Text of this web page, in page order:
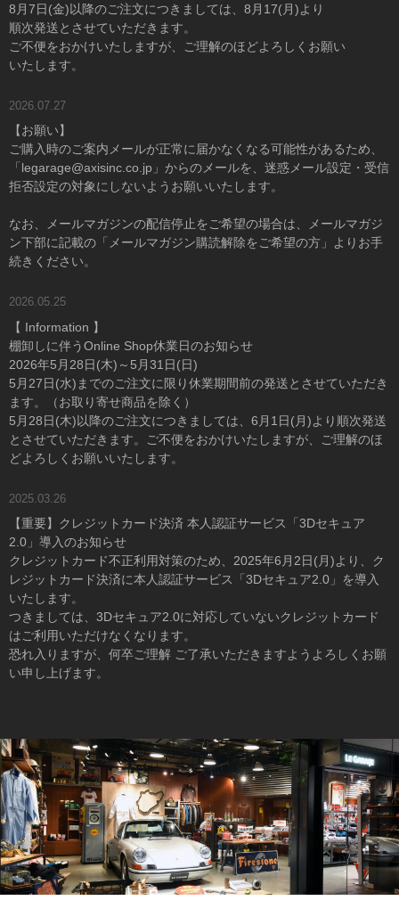
8月7日(金)以降のご注文につきましては、8月17(月)より
順次発送とさせていただきます。
ご不便をおかけいたしますが、ご理解のほどよろしくお願い
いたします。
2026.07.27
【お願い】
ご購入時のご案内メールが正常に届かなくなる可能性があるため、
「legarage@axisinc.co.jp」からのメールを、迷惑メール設定・受信
拒否設定の対象にしないようお願いいたします。
なお、メールマガジンの配信停止をご希望の場合は、メールマガジ
ン下部に記載の「メールマガジン購読解除をご希望の方」よりお手
続きください。
2026.05.25
【 Information 】
棚卸しに伴うOnline Shop休業日のお知らせ
2026年5月28日(木)～5月31日(日)
5月27日(水)までのご注文に限り休業期間前の発送とさせていただき
ます。（お取り寄せ商品を除く）
5月28日(木)以降のご注文につきましては、6月1日(月)より順次発送
とさせていただきます。ご不便をおかけいたしますが、ご理解のほ
どよろしくお願いいたします。
2025.03.26
【重要】クレジットカード決済 本人認証サービス「3Dセキュア
2.0」導入のお知らせ
クレジットカード不正利用対策のため、2025年6月2日(月)より、ク
レジットカード決済に本人認証サービス「3Dセキュア2.0」を導入
いたします。
つきましては、3Dセキュア2.0に対応していないクレジットカード
はご利用いただけなくなります。
恐れ入りますが、何卒ご理解 ご了承いただきますようよろしくお願
い申し上げます。